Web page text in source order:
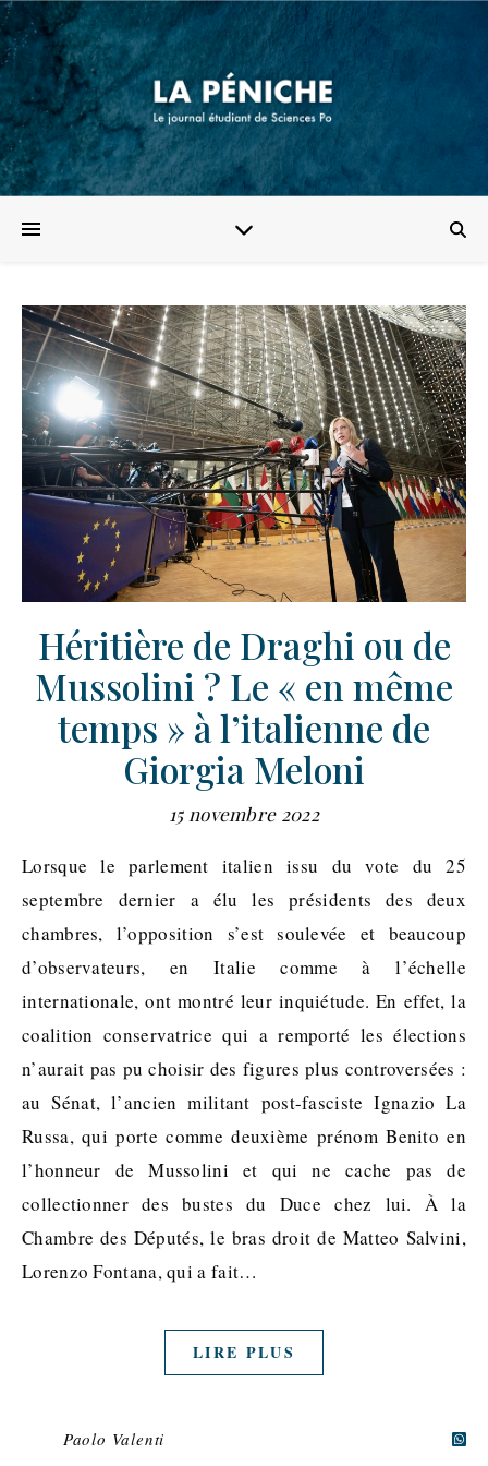
Héritière de Draghi ou de
Mussolini ? Le « en même
temps » à l’italienne de
Giorgia Meloni
15 novembre 2022
Lorsque le parlement italien issu du vote du 25
septembre dernier a élu les présidents des deux
chambres, l’opposition s’est soulevée et beaucoup
d’observateurs, en Italie comme à l’échelle
internationale, ont montré leur inquiétude. En effet, la
coalition conservatrice qui a remporté les élections
n’aurait pas pu choisir des figures plus controversées :
au Sénat, l’ancien militant post-fasciste Ignazio La
Russa, qui porte comme deuxième prénom Benito en
l’honneur de Mussolini et qui ne cache pas de
collectionner des bustes du Duce chez lui. À la
Chambre des Députés, le bras droit de Matteo Salvini,
Lorenzo Fontana, qui a fait…
LIRE PLUS
Paolo Valenti